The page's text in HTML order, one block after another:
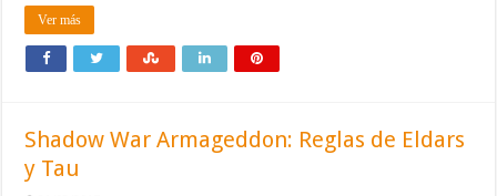
Ver más
Shadow War Armageddon: Reglas de Eldars
y Tau